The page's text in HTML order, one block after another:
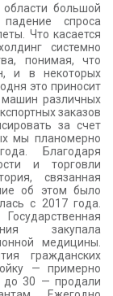
большой
спроса
Что касается
системно
понимая, что
и в некоторых
это приносит
различных
заказов
за счет
мы планомерно
Благодаря
и торговли
связанная
об этом было
с 2017 года.
закупала
медицины.
гражданских
— примерно
до 30 — продали